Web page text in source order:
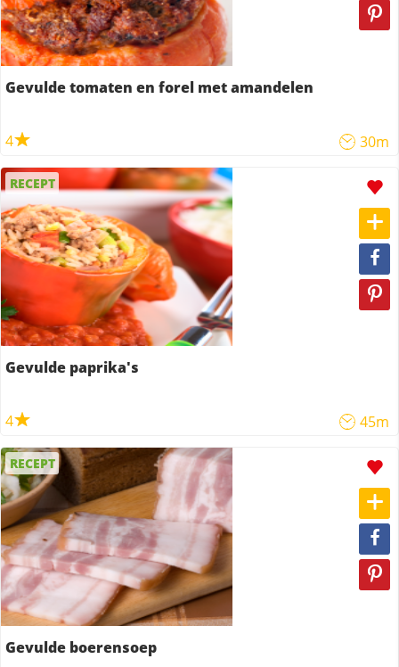
Gevulde tomaten en forel met amandelen
4 30m
RECEPT
Gevulde paprika's
4 45m
RECEPT
Gevulde boerensoep